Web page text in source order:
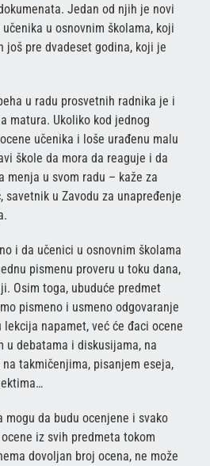
Jedan od njih je novi
u osnovnim školama, koji
još pre dvadeset godina, koji je
u radu prosvetnih radnika je i
matura. Ukoliko kod jednog
učenika i loše urađenu malu
škole da mora da reaguje i da
menja u svom radu – kaže za
savetnik u Zavodu za unapređenje
i da učenici u osnovnim školama
pismenu proveru u toku dana,
Osim toga, ubuduće predmet
pismeno i usmeno odgovaranje
napamet, već će đaci ocene
u debatama i diskusijama, na
takmičenjima, pisanjem eseja,
mogu da budu ocenjene i svako
iz svih predmeta tokom
dovoljan broj ocena, ne može